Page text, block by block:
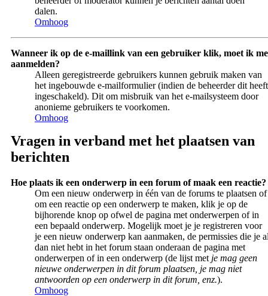
dalen.
Omhoog
Wanneer ik op de e-maillink van een gebruiker klik, moet ik me
aanmelden?
Alleen geregistreerde gebruikers kunnen gebruik maken van
het ingebouwde e-mailformulier (indien de beheerder dit heeft
ingeschakeld). Dit om misbruik van het e-mailsysteem door
anonieme gebruikers te voorkomen.
Omhoog
Vragen in verband met het plaatsen van
berichten
Hoe plaats ik een onderwerp in een forum of maak een reactie?
Om een nieuw onderwerp in één van de forums te plaatsen of
om een reactie op een onderwerp te maken, klik je op de
bijhorende knop op ofwel de pagina met onderwerpen of in
een bepaald onderwerp. Mogelijk moet je je registreren voor
je een nieuw onderwerp kan aanmaken, de permissies die je
dan niet hebt in het forum staan onderaan de pagina met
onderwerpen of in een onderwerp (de lijst met je mag geen
nieuwe onderwerpen in dit forum plaatsen, je mag niet
antwoorden op een onderwerp in dit forum, enz.).
Omhoog